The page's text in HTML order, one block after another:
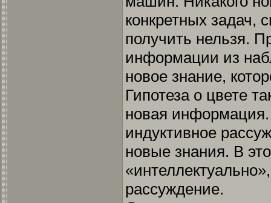
конкретных задач,
получить нельзя.
информации из
новое знание,
Гипотеза о цвете
новая
индуктивное
новые знания. В
рассуждение.